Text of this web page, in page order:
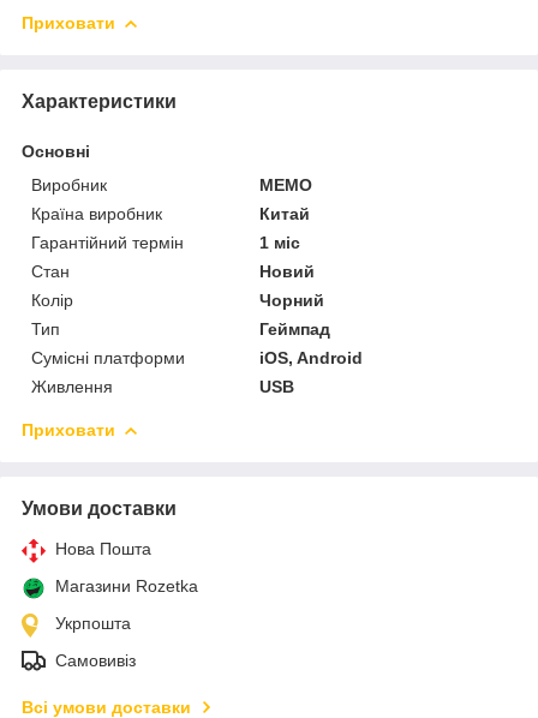
Приховати
Характеристики
Основні
Виробник
MEMO
Країна виробник
Китай
Гарантійний термін
1 міс
Стан
Новий
Колір
Чорний
Тип
Геймпад
Сумісні платформи
iOS, Android
Живлення
USB
Приховати
Умови доставки
Нова Пошта
Магазини Rozetka
Укрпошта
Самовивіз
Всі умови доставки